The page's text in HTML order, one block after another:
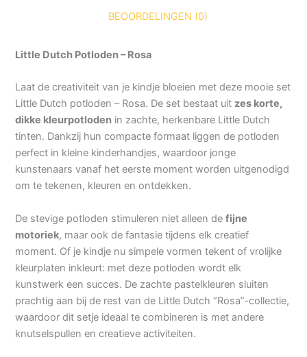
BEOORDELINGEN (0)
Little Dutch Potloden – Rosa
Laat de creativiteit van je kindje bloeien met deze mooie set
Little Dutch potloden – Rosa. De set bestaat uit zes korte,
dikke kleurpotloden in zachte, herkenbare Little Dutch
tinten. Dankzij hun compacte formaat liggen de potloden
perfect in kleine kinderhandjes, waardoor jonge
kunstenaars vanaf het eerste moment worden uitgenodigd
om te tekenen, kleuren en ontdekken.
De stevige potloden stimuleren niet alleen defijne
motoriek, maar ook de fantasie tijdens elk creatief
moment. Of je kindje nu simpele vormen tekent of vrolijke
kleurplaten inkleurt: met deze potloden wordt elk
kunstwerk een succes. De zachte pastelkleuren sluiten
prachtig aan bij de rest van de Little Dutch “Rosa”-collectie,
waardoor dit setje ideaal te combineren is met andere
knutselspullen en creatieve activiteiten.